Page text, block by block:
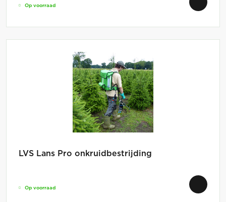
Op voorraad
LVS Lans Pro onkruidbestrijding
Op voorraad